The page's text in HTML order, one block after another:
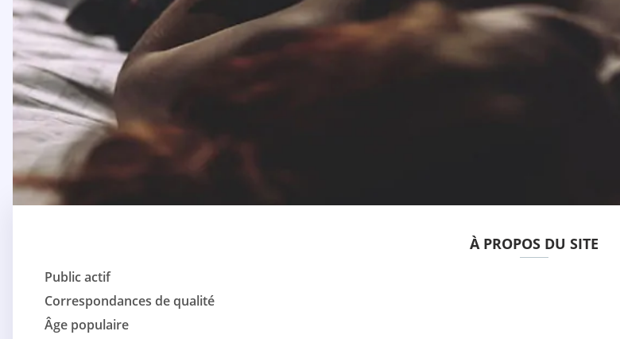
À PROPOS DU SITE
Public actif
Correspondances de qualité
Âge populaire